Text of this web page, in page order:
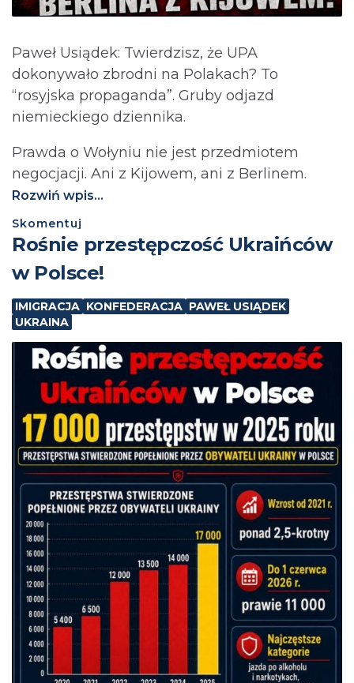
Paweł Usiądek: Twierdzisz, że UPA
dokonywało zbrodni na Polakach? To
“rosyjska propaganda”. Gruby odjazd
niemieckiego dziennika.
Prawda o Wołyniu nie jest przedmiotem
negocjacji. Ani z Kijowem, ani z Berlinem.⁩
Rozwiń wpis...
Skomentuj
Rośnie przestępczość Ukraińców
w Polsce!
IMIGRACJA KONFEDERACJA PAWEŁ USIĄDEK
UKRAINA